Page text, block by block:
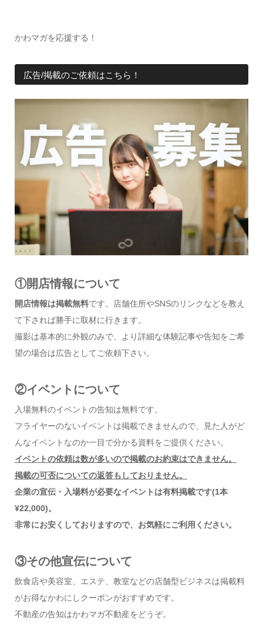
かわマガを応援する！
広告/掲載のご依頼はこちら！
①開店情報について
開店情報は掲載無料です。店舗住所やSNSのリンクなどを教え
て下されば勝手に取材に行きます。
撮影は基本的に外観のみで、より詳細な体験記事や告知をご希
望の場合は広告としてご依頼下さい。
②イベントについて
入場無料のイベントの告知は無料です。
フライヤーのないイベントは掲載できませんので、見た人がど
んなイベントなのか一目で分かる資料をご提供ください。
イベントの依頼は数が多いので掲載のお約束はできません。
掲載の可否についての返答もしておりません。
企業の宣伝・入場料が必要なイベントは有料掲載です(1本
¥22,000)。
非常にお安くしておりますので、お気軽にご利用ください。
③その他宣伝について
飲食店や美容室、エステ、教室などの店舗型ビジネスは掲載料
がお得なかわにしクーポンがおすすめです。
不動産の告知はかわマガ不動産をどうぞ。